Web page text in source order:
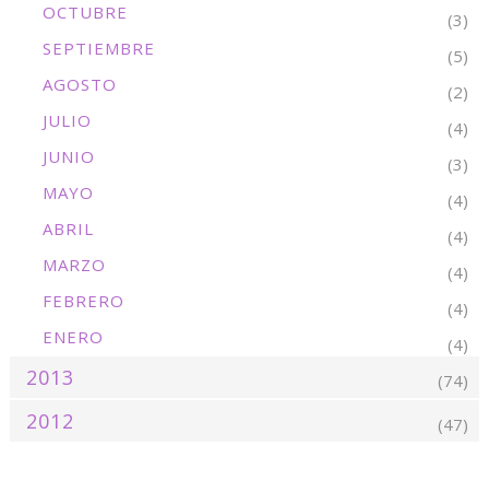
OCTUBRE
(3)
SEPTIEMBRE
(5)
AGOSTO
(2)
JULIO
(4)
JUNIO
(3)
MAYO
(4)
ABRIL
(4)
MARZO
(4)
FEBRERO
(4)
ENERO
(4)
2013 (74)
2012 (47)